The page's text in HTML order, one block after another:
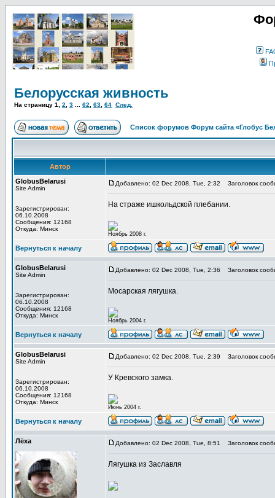
Белорусская живность
На страницу 1 2 3 62 63 64 След.
Список форумов Форум сайта «Глобус
Автор
GlobusBelarusi
Site Admin
Зарегистрирован:
06.10.2008
Сообщения: 12168
Откуда: Минск
Добавлено: 02 Dec 2008, Tue, 2:32 Заголовок
На страже ишкольдской плебании.
Ноябрь 2008 г.
Вернуться к началу
GlobusBelarusi
Site Admin
Зарегистрирован:
06.10.2008
Сообщения: 12168
Откуда: Минск
Добавлено: 02 Dec 2008, Tue, 2:36 Заголовок
Мосарская лягушка.
Ноябрь 2004 г.
Вернуться к началу
GlobusBelarusi
Site Admin
Зарегистрирован:
06.10.2008
Сообщения: 12168
Откуда: Минск
Добавлено: 02 Dec 2008, Tue, 2:39 Заголовок
У Кревского замка.
Июнь 2004 г.
Вернуться к началу
Лёха Добавлено: 02 Dec 2008, Tue, 8:51 Заголовок
Лягушка из Заславля